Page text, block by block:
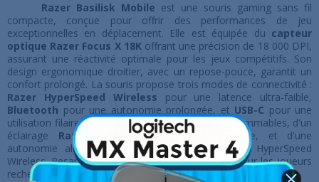
Razer Basilisk Mobile est une souris gaming sans fil
compacte, conçue pour offrir des performances de jeu
exceptionnelles en déplacement. Elle est équipée du capteur
optique Razer Focus X 18Koffrant une précision de 18 000 DPI,
assurant une réactivité optimale pour les jeux compétitifs. Son
design ergonomique droitier, avec un repose-pouce, garantit un
confort prolongé. La souris propose trois modes de connectivité :
Razer HyperSpeed Wireless pour une latence ultra-faible,
Bluetooth pour une autonomie prolongée, et USB-C pour une
utilisation filaire. Elle dispose de 10 boutons programmables, d'un
éclairage Razer Chroma™ RGBpersonnalisable, et d'une
autonomie allant jusqu'à 105 heuresen mode HyperSpeed
Wireless. Pesant seulement76 g, elle est idéale pour les joueurs
recherchant une souris performante et portable.